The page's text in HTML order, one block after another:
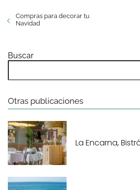
Compras para decorar tu
Navidad
Buscar
Otras publicaciones
La Encarna,